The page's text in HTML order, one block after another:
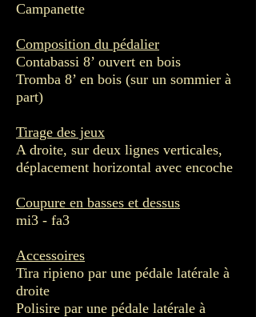
Campanette
Composition du pédalier
Contabassi 8’ ouvert en bois
Tromba 8’ en bois (sur un sommier à
part)
Tirage des jeux
A droite, sur deux lignes verticales,
déplacement horizontal avec encoche
Coupure en basses et dessus
mi3 - fa3
Accessoires
Tira ripieno par une pédale latérale à
droite
Polisire par une pédale latérale à